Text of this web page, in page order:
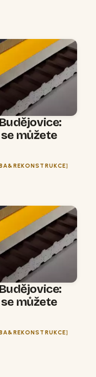
můžete
můžete